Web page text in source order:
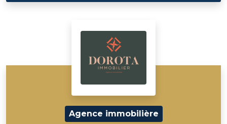
Agence immobilière